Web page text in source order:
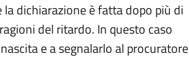
dichiarazione è fatta dopo più di
del ritardo. In questo caso
e a segnalarlo al procuratore